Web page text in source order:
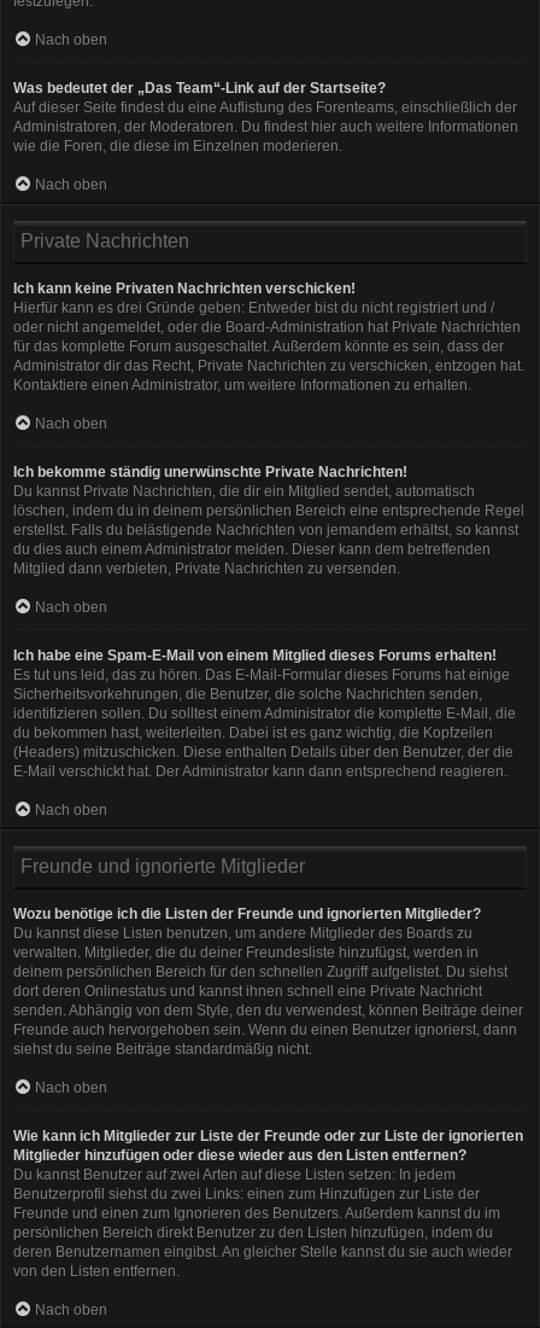
Nach oben
Was bedeutet der „Das Team“-Link auf der Startseite?
Auf dieser Seite findest du eine Auflistung des Forenteams, einschließlich der
Administratoren, der Moderatoren. Du findest hier auch weitere Informationen
wie die Foren, die diese im Einzelnen moderieren.
Nach oben
Private Nachrichten
Ich kann keine Privaten Nachrichten verschicken!
Hierfür kann es drei Gründe geben: Entweder bist du nicht registriert und /
oder nicht angemeldet, oder die Board-Administration hat Private Nachrichten
für das komplette Forum ausgeschaltet. Außerdem könnte es sein, dass der
Administrator dir das Recht, Private Nachrichten zu verschicken, entzogen hat.
Kontaktiere einen Administrator, um weitere Informationen zu erhalten.
Nach oben
Ich bekomme ständig unerwünschte Private Nachrichten!
Du kannst Private Nachrichten, die dir ein Mitglied sendet, automatisch
löschen, indem du in deinem persönlichen Bereich eine entsprechende Regel
erstellst. Falls du belästigende Nachrichten von jemandem erhältst, so kannst
du dies auch einem Administrator melden. Dieser kann dem betreffenden
Mitglied dann verbieten, Private Nachrichten zu versenden.
Nach oben
Ich habe eine Spam-E-Mail von einem Mitglied dieses Forums erhalten!
Es tut uns leid, das zu hören. Das E-Mail-Formular dieses Forums hat einige
Sicherheitsvorkehrungen, die Benutzer, die solche Nachrichten senden,
identifizieren sollen. Du solltest einem Administrator die komplette E-Mail, die
du bekommen hast, weiterleiten. Dabei ist es ganz wichtig, die Kopfzeilen
(Headers) mitzuschicken. Diese enthalten Details über den Benutzer, der die
E-Mail verschickt hat. Der Administrator kann dann entsprechend reagieren.
Nach oben
Freunde und ignorierte Mitglieder
Wozu benötige ich die Listen der Freunde und ignorierten Mitglieder?
Du kannst diese Listen benutzen, um andere Mitglieder des Boards zu
verwalten. Mitglieder, die du deiner Freundesliste hinzufügst, werden in
deinem persönlichen Bereich für den schnellen Zugriff aufgelistet. Du siehst
dort deren Onlinestatus und kannst ihnen schnell eine Private Nachricht
senden. Abhängig von dem Style, den du verwendest, können Beiträge deiner
Freunde auch hervorgehoben sein. Wenn du einen Benutzer ignorierst, dann
siehst du seine Beiträge standardmäßig nicht.
Nach oben
Wie kann ich Mitglieder zur Liste der Freunde oder zur Liste der ignorierten
Mitglieder hinzufügen oder diese wieder aus den Listen entfernen?
Du kannst Benutzer auf zwei Arten auf diese Listen setzen: In jedem
Benutzerprofil siehst du zwei Links: einen zum Hinzufügen zur Liste der
Freunde und einen zum Ignorieren des Benutzers. Außerdem kannst du im
persönlichen Bereich direkt Benutzer zu den Listen hinzufügen, indem du
deren Benutzernamen eingibst. An gleicher Stelle kannst du sie auch wieder
von den Listen entfernen.
Nach oben